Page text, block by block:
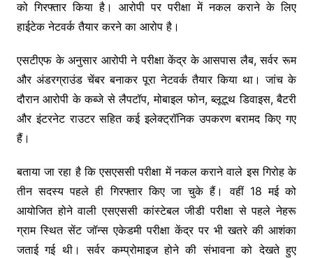
को गिरफ्तार किया है। आरोपी पर परीक्षा में नकल कराने के लिए
हाईटेक नेटवर्क तैयार करने का आरोप है।
एसटीएफ के अनुसार आरोपी ने परीक्षा केंद्र के आसपास लैब, सर्वर रूम
और अंडरग्राउंड चेंबर बनाकर पूरा नेटवर्क तैयार किया था। जांच के
दौरान आरोपी के कब्जे से लैपटॉप, मोबाइल फोन, ब्लूटूथ डिवाइस, बैटरी
और इंटरनेट राउटर सहित कई इलेक्ट्रॉनिक उपकरण बरामद किए गए
हैं।
बताया जा रहा है कि एसएससी परीक्षा में नकल कराने वाले इस गिरोह के
तीन सदस्य पहले ही गिरफ्तार किए जा चुके हैं। वहीं 18 मई को
आयोजित होने वाली एसएससी कांस्टेबल जीडी परीक्षा से पहले नेहरू
ग्राम स्थित सेंट जॉन्स एकेडमी परीक्षा केंद्र पर भी खतरे की आशंका
जताई गई थी। सर्वर कम्प्रोमाइज होने की संभावना को देखते हुए